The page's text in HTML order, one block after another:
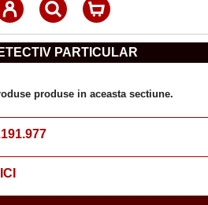
PARTICULAR
produse in aceasta sectiune.